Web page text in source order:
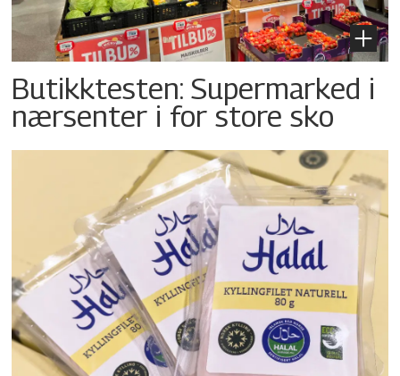
Butikktesten: Supermarked i
nærsenter i for store sko